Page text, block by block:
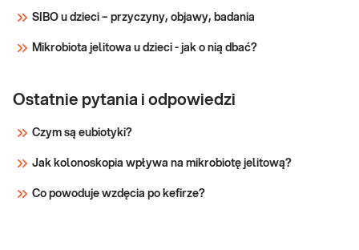
SIBO u dzieci – przyczyny, objawy, badania
Mikrobiota jelitowa u dzieci - jak o nią dbać?
Ostatnie pytania i odpowiedzi
Czym są eubiotyki?
Jak kolonoskopia wpływa na mikrobiotę jelitową?
Co powoduje wzdęcia po kefirze?